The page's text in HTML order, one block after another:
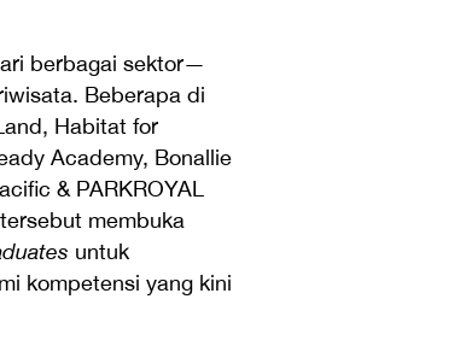
berbagai sektor—
Beberapa di
Habitat for
Academy, Bonallie
& PARKROYAL
membuka
untuk
kompetensi yang kini